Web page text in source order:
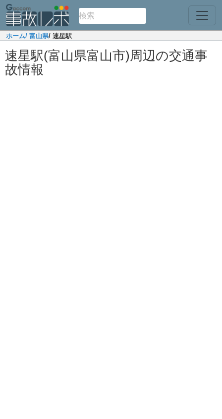
ホーム/ 富山県/ 速星駅
速星駅(富山県富山市)周辺の交通事
故情報